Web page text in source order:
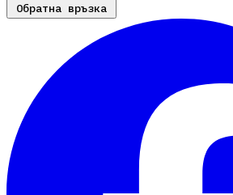
Обратна връзка
Обратна връзка